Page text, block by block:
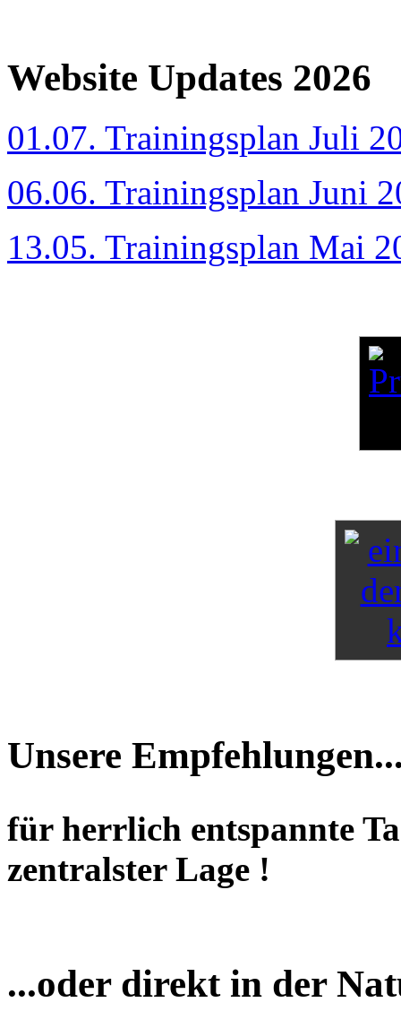
Website Updates 2026
01.07. Trainingsplan Juli
06.06. Trainingsplan Juni
13.05. Trainingsplan Mai
Unsere
für herrlich entspannte
zentralster Lage !
...oder direkt in der